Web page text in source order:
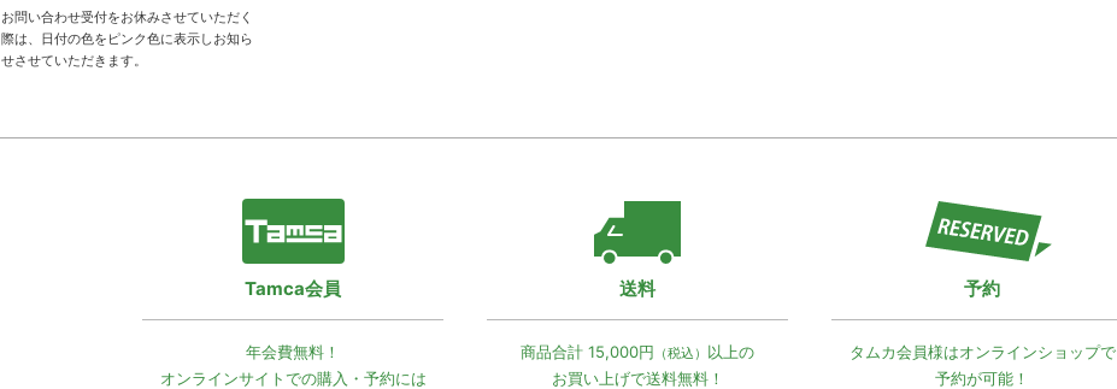
お問い合わせ受付をお休みさせていただく
際は、日付の色をピンク色に表示しお知ら
せさせていただきます。
Tamca会員
年会費無料！
オンラインサイトでの購入・予約には
送料
商品合計 15,000円 （税込） 以上の
お買い上げで送料無料！
予約
タムカ会員様はオンラインショップで
予約が可能！